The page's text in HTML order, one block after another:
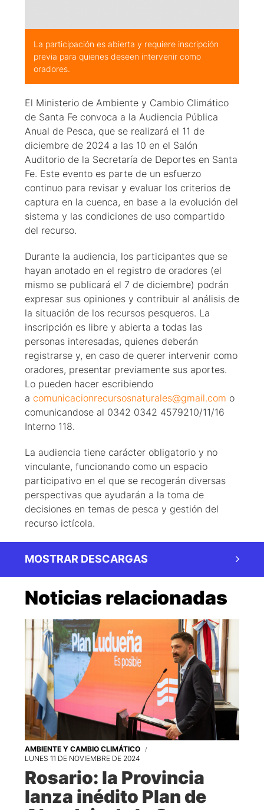
La participación es abierta y requiere inscripción
previa para quienes deseen intervenir como
oradores.
El Ministerio de Ambiente y Cambio Climático
de Santa Fe convoca a la Audiencia Pública
Anual de Pesca, que se realizará el 11 de
diciembre de 2024 a las 10 en el Salón
Auditorio de la Secretaría de Deportes en Santa
Fe. Este evento es parte de un esfuerzo
continuo para revisar y evaluar los criterios de
captura en la cuenca, en base a la evolución del
sistema y las condiciones de uso compartido
del recurso.
Durante la audiencia, los participantes que se
hayan anotado en el registro de oradores (el
mismo se publicará el 7 de diciembre) podrán
expresar sus opiniones y contribuir al análisis de
la situación de los recursos pesqueros. La
inscripción es libre y abierta a todas las
personas interesadas, quienes deberán
registrarse y, en caso de querer intervenir como
oradores, presentar previamente sus aportes.
Lo pueden hacer escribiendo
a comunicacionrecursosnaturales@gmail.com o
comunicandose al 0342 0342 4579210/11/16
Interno 118.
La audiencia tiene carácter obligatorio y no
vinculante, funcionando como un espacio
participativo en el que se recogerán diversas
perspectivas que ayudarán a la toma de
decisiones en temas de pesca y gestión del
recurso ictícola.
MOSTRAR DESCARGAS
Noticias relacionadas
AMBIENTE Y CAMBIO CLIMÁTICO
LUNES 11 DE NOVIEMBRE DE 2024
Rosario: la Provincia
lanza inédito Plan de